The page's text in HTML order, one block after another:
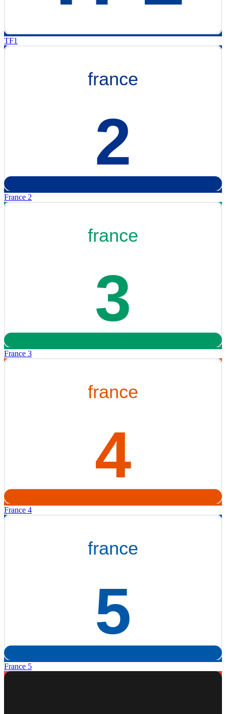
TF1
France 2
France 3
France 4
France 5